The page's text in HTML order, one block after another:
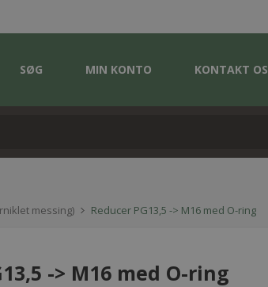
SØG MIN KONTO KONTAKT OS
messing) Reducer PG13,5 -> M16 med O-ring
-> M16 med O-ring